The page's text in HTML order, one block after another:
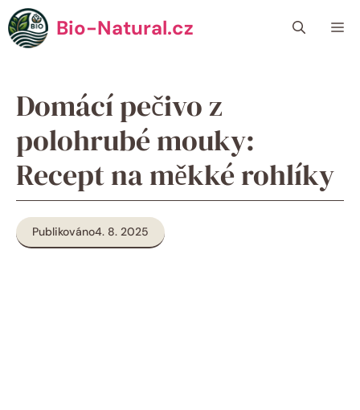
Přeskočit
na
obsah
Bio-Natural.cz
Domácí pečivo z
polohrubé mouky:
Recept na měkké rohlíky
Publikováno4. 8. 2025